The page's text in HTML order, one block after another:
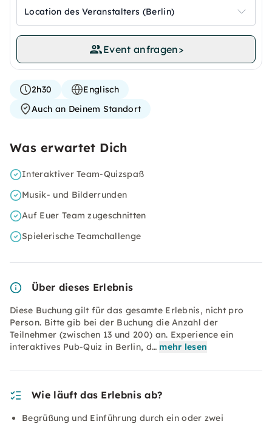
Location des Veranstalters (Berlin)
Event anfragen>
2h30
Englisch
Auch an Deinem Standort
Was erwartet Dich
Interaktiver Team-Quizspaß
Musik- und Bilderrunden
Auf Euer Team zugeschnitten
Spielerische Teamchallenge
Über dieses Erlebnis
Diese Buchung gilt für das gesamte Erlebnis, nicht pro
Person. Bitte gib bei der Buchung die Anzahl der
Teilnehmer (zwischen 13 und 200) an. Experience ein
interaktives Pub-Quiz in Berlin, d… mehr lesen
Wie läuft das Erlebnis ab?
Begrüßung und Einführung durch ein oder zwei